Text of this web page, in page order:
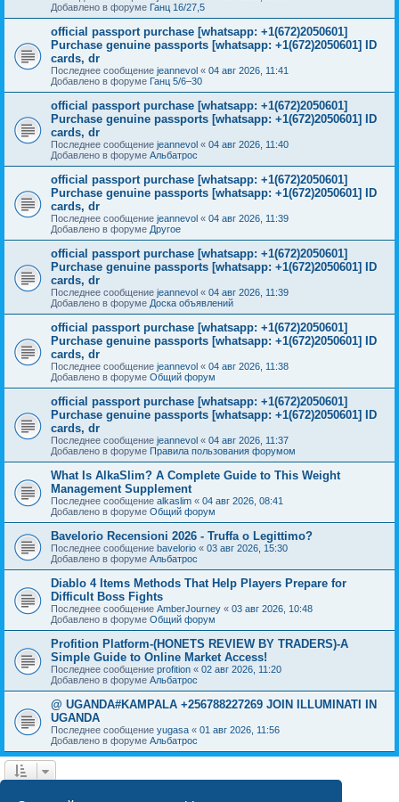
Добавлено в форуме Ганц 16/27,5
official passport purchase [whatsapp: +1(672)2050601]
Purchase genuine passports [whatsapp: +1(672)2050601] ID
cards, dr
Последнее сообщение jeannevol « 04 авг 2026, 11:41
Добавлено в форуме Ганц 5/6–30
official passport purchase [whatsapp: +1(672)2050601]
Purchase genuine passports [whatsapp: +1(672)2050601] ID
cards, dr
Последнее сообщение jeannevol « 04 авг 2026, 11:40
Добавлено в форуме Альбатрос
official passport purchase [whatsapp: +1(672)2050601]
Purchase genuine passports [whatsapp: +1(672)2050601] ID
cards, dr
Последнее сообщение jeannevol « 04 авг 2026, 11:39
Добавлено в форуме Другое
official passport purchase [whatsapp: +1(672)2050601]
Purchase genuine passports [whatsapp: +1(672)2050601] ID
cards, dr
Последнее сообщение jeannevol « 04 авг 2026, 11:39
Добавлено в форуме Доска объявлений
official passport purchase [whatsapp: +1(672)2050601]
Purchase genuine passports [whatsapp: +1(672)2050601] ID
cards, dr
Последнее сообщение jeannevol « 04 авг 2026, 11:38
Добавлено в форуме Общий форум
official passport purchase [whatsapp: +1(672)2050601]
Purchase genuine passports [whatsapp: +1(672)2050601] ID
cards, dr
Последнее сообщение jeannevol « 04 авг 2026, 11:37
Добавлено в форуме Правила пользования форумом
What Is AlkaSlim? A Complete Guide to This Weight
Management Supplement
Последнее сообщение alkaslim « 04 авг 2026, 08:41
Добавлено в форуме Общий форум
Bavelorio Recensioni 2026 - Truffa o Legittimo?
Последнее сообщение bavelorio « 03 авг 2026, 15:30
Добавлено в форуме Альбатрос
Diablo 4 Items Methods That Help Players Prepare for
Difficult Boss Fights
Последнее сообщение AmberJourney « 03 авг 2026, 10:48
Добавлено в форуме Общий форум
Profition Platform-(HONETS REVIEW BY TRADERS)-A
Simple Guide to Online Market Access!
Последнее сообщение profition « 02 авг 2026, 11:20
Добавлено в форуме Альбатрос
@ UGANDA#KAMPALA +256788227269 JOIN ILLUMINATI IN
UGANDA
Последнее сообщение yugasa « 01 авг 2026, 11:56
Добавлено в форуме Альбатрос